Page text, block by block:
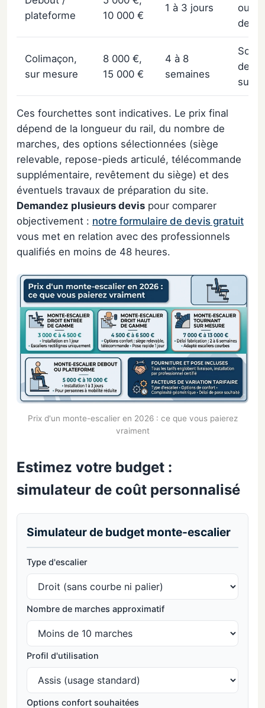
plateforme
10 000 €
1 à 3 jours
ou
Colimaçon,
sur mesure
8 000 €,
15 000 €
4 à 8
semaines
Sous
de
Ces fourchettes sont indicatives. Le prix final
dépend de la longueur du rail, du nombre de
marches, des options sélectionnées (siège
relevable, repose-pieds articulé, télécommande
supplémentaire, revêtement du siège) et des
éventuels travaux de préparation du site.
Demandez plusieurs devis pour comparer
objectivement : notre formulaire de devis gratuit
vous met en relation avec des professionnels
qualifiés en moins de 48 heures.
Prix d'un monte-escalier en 2026 : ce que vous paierez
vraiment
Estimez votre budget :
simulateur de coût personnalisé
Simulateur de budget monte-escalier
Type d'escalier
Nombre de marches approximatif
Profil d'utilisation
Options confort souhaitées